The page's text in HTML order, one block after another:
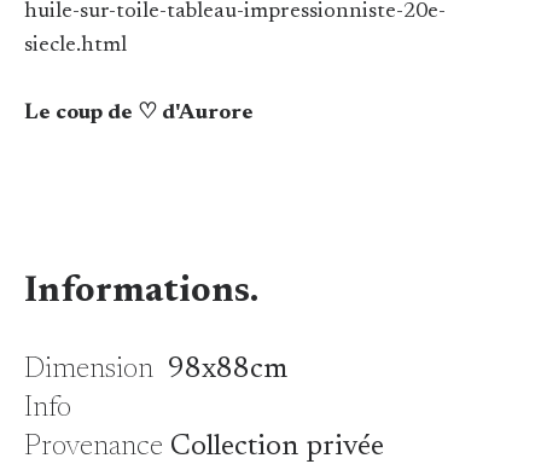
huile-sur-toile-tableau-impressionniste-20e-
siecle.html
Le coup de ♡ d'Aurore
Informations.
Dimension98x88cm
Info
Provenance Collection privée